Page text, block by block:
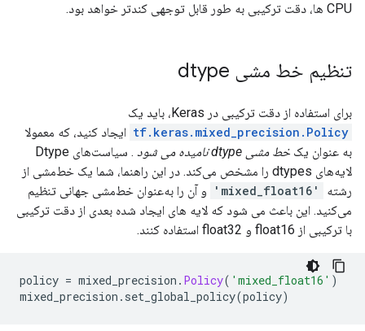
CPU ها، دقت ترکیبی به طور قابل توجهی کندتر خواهد بود.
تنظیم خط مشی dtype
برای استفاده از دقت ترکیبی در Keras، باید یک
tf.keras.mixed_precision.Policy ایجاد کنید، که معمولا
به عنوان یک خط مشی dtype نامیده می شود
. سیاست‌های Dtype
لایه‌های dtypes را مشخص می‌کند. در این راهنما، شما یک خط‌مشی از
رشته
'mixed_float16'
و آن را به‌عنوان خط‌مشی جهانی تنظیم
می‌کنید. این باعث می شود که لایه های ایجاد شده بعدی از دقت ترکیبی
با ترکیبی از float16 و float32 استفاده کنند.
policy = mixed_precision . Policy( 'mixed_float16' )
mixed_precision . set_global_policy(policy)